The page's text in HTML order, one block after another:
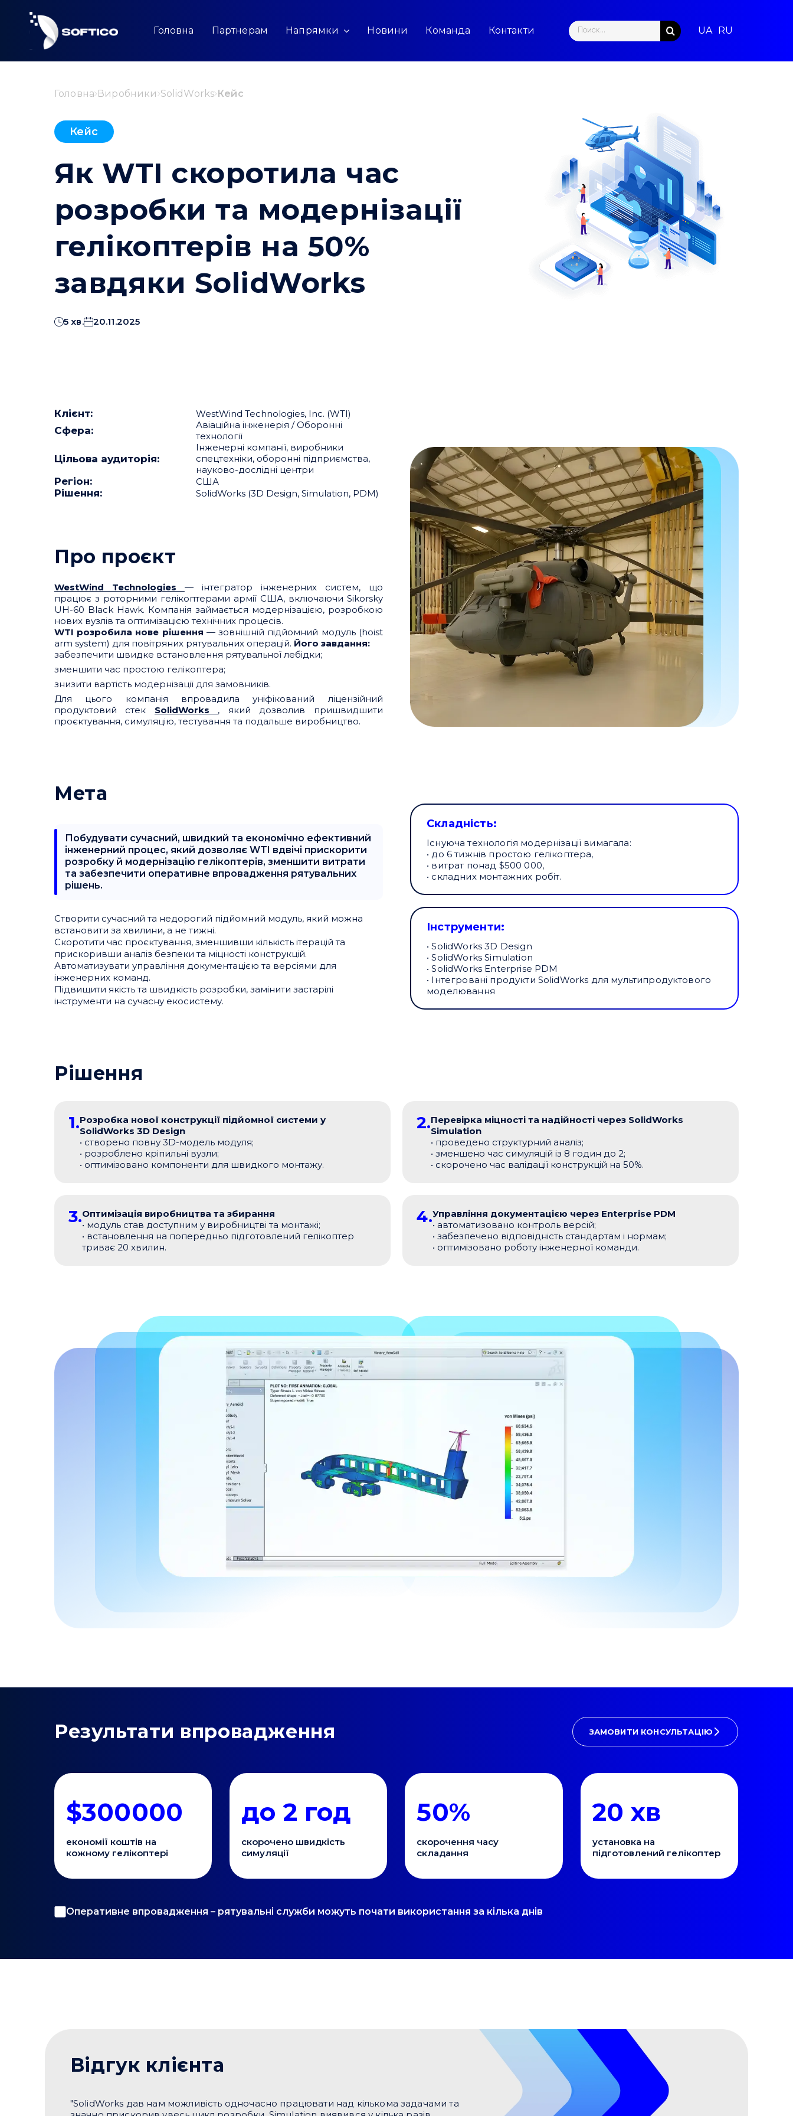
content
Головна Партнерам Напрямки Новини Команда Контакти
Search
for:
Головна Виробники SolidWorks Кейс
Кейс
Як WTI скоротила час
розробки та модернізації
гелікоптерів на 50%
завдяки SolidWorks
5 хв. 20.11.2025
Клієнт: WestWind Technologies, Inc. (WTI)
Сфера:
Авіаційна інженерія / Оборонні
технології
Цільова аудиторія:
Інженерні компанії, виробники
спецтехніки, оборонні підприємства,
науково-дослідні центри
Регіон: США
Рішення: SolidWorks (3D Design, Simulation, PDM)
Про проєкт
WestWind Technologies — інтегратор інженерних систем, що
працює з роторними гелікоптерами армії США, включаючи Sikorsky
UH-60 Black Hawk. Компанія займається модернізацією, розробкою
нових вузлів та оптимізацією технічних процесів.
WTI розробила нове рішення — зовнішній підйомний модуль (hoist
arm system) для повітряних рятувальних операцій. Його завдання:
забезпечити швидке встановлення рятувальної лебідки;
зменшити час простою гелікоптера;
знизити вартість модернізації для замовників.
Для цього компанія впровадила уніфікований ліцензійний
продуктовий стек SolidWorks , який дозволив пришвидшити
проєктування, симуляцію, тестування та подальше виробництво.
Мета
Побудувати сучасний, швидкий та економічно ефективний
інженерний процес, який дозволяє WTI вдвічі прискорити
розробку й модернізацію гелікоптерів, зменшити витрати
та забезпечити оперативне впровадження рятувальних
рішень.
Створити сучасний та недорогий підйомний модуль, який можна
встановити за хвилини, а не тижні.
Скоротити час проєктування, зменшивши кількість ітерацій та
прискоривши аналіз безпеки та міцності конструкцій.
Автоматизувати управління документацією та версіями для
інженерних команд.
Підвищити якість та швидкість розробки, замінити застарілі
інструменти на сучасну екосистему.
Складність:
Існуюча технологія модернізації вимагала:
• до 6 тижнів простою гелікоптера,
• витрат понад $500 000,
• складних монтажних робіт.
Інструменти:
• SolidWorks 3D Design
• SolidWorks Simulation
• SolidWorks Enterprise PDM
• Інтегровані продукти SolidWorks для мультипродуктового
моделювання
Рішення
1.Розробка нової конструкції підйомної системи у
SolidWorks 3D Design
• створено повну 3D-модель модуля;
• розроблено кріпильні вузли;
• оптимізовано компоненти для швидкого монтажу.
2.Перевірка міцності та надійності через SolidWorks
Simulation
• проведено структурний аналіз;
• зменшено час симуляцій із 8 годин до 2;
• скорочено час валідації конструкцій на 50%.
3.Оптимізація виробництва та збирання
• модуль став доступним у виробництві та монтажі;
• встановлення на попередньо підготовлений гелікоптер
триває 20 хвилин.
4.Управління документацією через Enterprise PDM
• автоматизовано контроль версій;
• забезпечено відповідність стандартам і нормам;
• оптимізовано роботу інженерної команди.
Результати впровадження ЗАМОВИТИ КОНСУЛЬТАЦІЮ
$300000
економії коштів на
кожному гелікоптері
до 2 год
скорочено швидкість
симуляції
50%
скорочення часу
складання
20 хв
установка на
підготовлений гелікоптер
Оперативне впровадження – рятувальні служби можуть почати використання за кілька днів
Відгук клієнта
"SolidWorks дав нам можливість одночасно працювати над кількома задачами та